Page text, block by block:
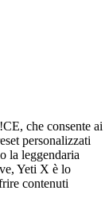
che consente ai
personalizzati
la leggendaria
Yeti X è lo
contenuti